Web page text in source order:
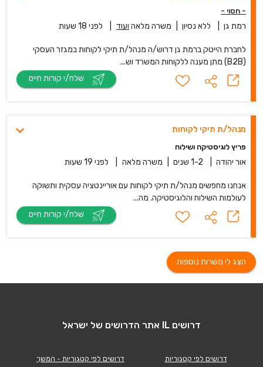
- חסוי -
רמת גן ללא נסיון משרה מלאה ועוד לפני 18 שעות
לחברת הייטק ברמת גן דרוש/ה מנהל/ת תיקי לקוחות במגזר העסקי
(B2B) מתן מענה ללקוחות המשרד וש...
מנהל/ת תיקי לקוחות
פריץ לוגיסטיקה ושילוח
אור יהודה 1-2 שנים משרה מלאה לפני 19 שעות
אנחנו מחפשים מנהל/ת תיקי לקוחות עם אוריינטציה עסקית ותשוקה
לעולמות השילוח והלוגיסטיקה. מה...
הצג לי משרות נוספות
דרושים IL אתר הדרושים של ישראל
דרושים לפי קטגוריות
דרושים לפי קטגוריות - המשך